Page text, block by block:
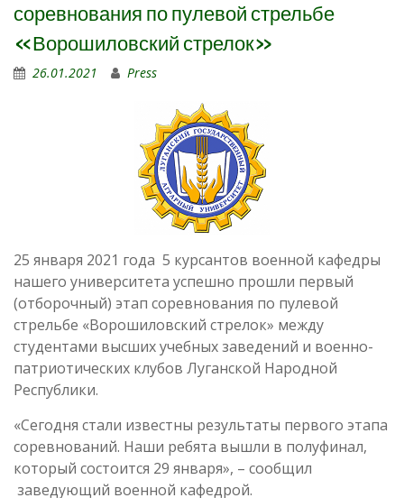
соревнования по пулевой стрельбе
«Ворошиловский стрелок»
26.01.2021 Press
25 января 2021 года 5 курсантов военной кафедры
нашего университета успешно прошли первый
(отборочный) этап соревнования по пулевой
стрельбе «Ворошиловский стрелок» между
студентами высших учебных заведений и военно-
патриотических клубов Луганской Народной
Республики.
«Сегодня стали известны результаты первого этапа
соревнований. Наши ребята вышли в полуфинал,
который состоится 29 января», – сообщил
заведующий военной кафедрой.